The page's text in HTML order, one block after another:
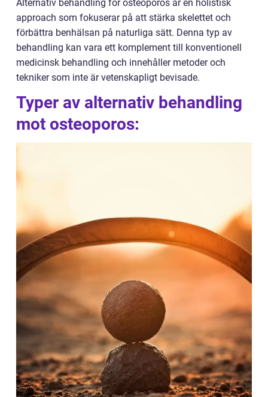
Alternativ behandling för osteoporos är en holistisk
approach som fokuserar på att stärka skelettet och
förbättra benhälsan på naturliga sätt. Denna typ av
behandling kan vara ett komplement till konventionell
medicinsk behandling och innehåller metoder och
tekniker som inte är vetenskapligt bevisade.
Typer av alternativ behandling
mot osteoporos: